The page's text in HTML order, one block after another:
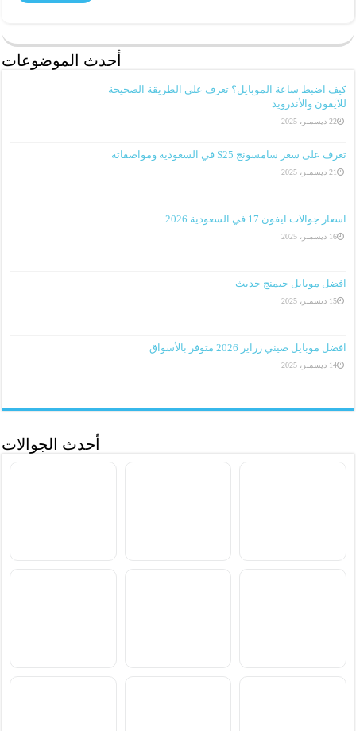
أحدث الموضوعات
كيف اضبط ساعة الموبايل؟ تعرف على الطريقة الصحيحة
للآيفون والأندرويد
22 ديسمبر، 2025
تعرف على سعر سامسونج S25 في السعودية ومواصفاته
21 ديسمبر، 2025
اسعار جوالات ايفون 17 في السعودية 2026
16 ديسمبر، 2025
افضل موبايل جيمنج حديث
15 ديسمبر، 2025
افضل موبايل صيني زراير 2026 متوفر بالأسواق
14 ديسمبر، 2025
أحدث الجوالات